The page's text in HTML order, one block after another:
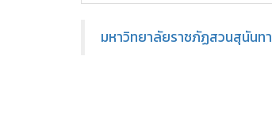
มหาวิทยาลัยราชภัฏสวนสุนันทา